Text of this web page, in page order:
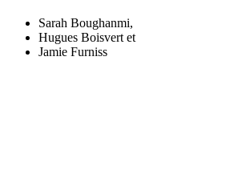
Sarah Boughanmi,
Hugues Boisvertet
Jamie Furniss